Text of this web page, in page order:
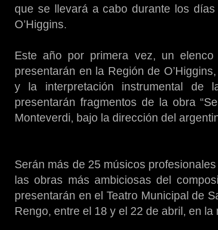
que se llevará a cabo durante los
O’Higgins.
Este año por primera vez, un
presentarán en la Región de
y la interpretación instrumental de
presentarán fragmentos de la obra
Monteverdi, bajo la dirección del
Serán más de 25 músicos
las obras más ambiciosas del
presentarán en el Teatro Municipal de
Rengo, entre el 18 y el 22 de abril, en